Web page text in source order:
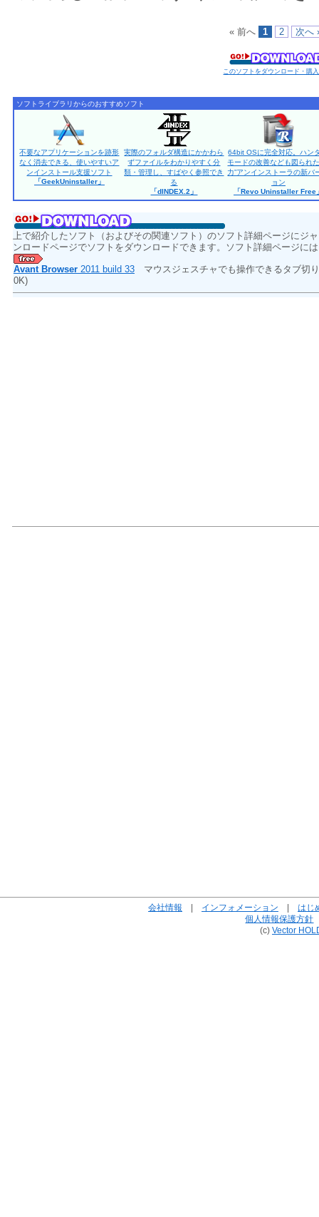
« 前へ 1 2 次へ
このソフトをダウンロード・購
ソフトライブラリからのおすすめソフト
不要なアプリケーションを跡形
なく消去できる、使いやすいア
ンインストール支援ソフト
「GeekUninstaller」
実際のフォルダ構造にかかわら
ずファイルをわかりやすく分
類・管理し、すばやく参照でき
る
「dINDEX.2」
64bit OSに完全対応。ハン
モードの改善なども図られ
力”アンインストーラの新バ
ョン
「Revo Uninstaller Free
上で紹介したソフト（およびその関連ソフト）のソフト詳細ページにジ
ンロードページでソフトをダウンロードできます。ソフト詳細ページに
Avant Browser 2011 build 33 マウスジェスチャでも操作できるタブ切
0K)
会社情報 | インフォメーション | はじ
個人情報保護方針
(c) Vector